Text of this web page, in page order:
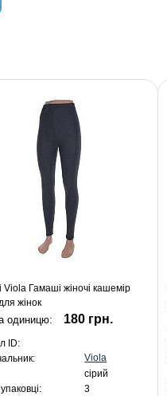
Viola Гамаші жіночі кашемір
жінок
одиницю: 180 грн.
ID:
Viola
сірий
3